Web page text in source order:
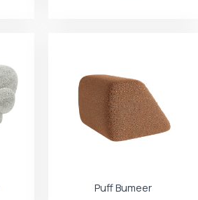
Puff Bumeer